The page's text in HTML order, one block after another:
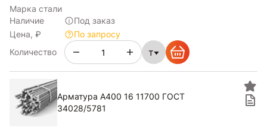
Марка стали
Наличие
Под заказ
Цена, ₽
По запросу
Количество
т
Арматура А400 16 11700 ГОСТ
34028/5781